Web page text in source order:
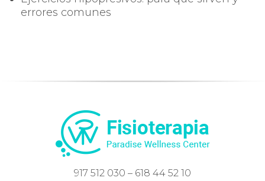
errores comunes
917 512 030 – 618 44 52 10